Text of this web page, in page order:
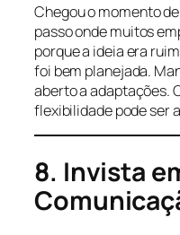
Chegou o momento
passo onde muitos
porque a ideia era
foi bem planejada.
aberto a adaptações.
flexibilidade pode ser
8. Invista